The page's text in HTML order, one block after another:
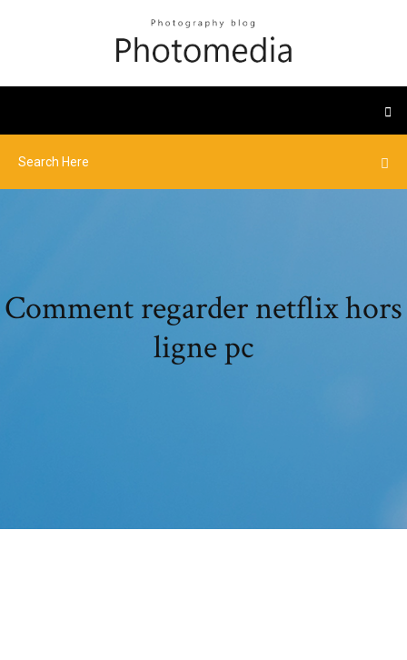
Comment regarder netflix hors
ligne pc